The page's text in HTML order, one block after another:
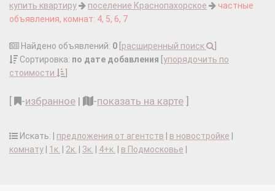
купить квартиру
поселение Краснопахорское
частные
объявления, комнат: 4, 5, 6, 7
Найдено объявлений: 0 расширенный поиск
Сортировка: по дате добавления упорядочить по
стоимости
-избранное | -показать на карте
Искать: | предложения от агентств в новостройке
комнату
1к. 2к. 3к. 4+к. в Подмосковье